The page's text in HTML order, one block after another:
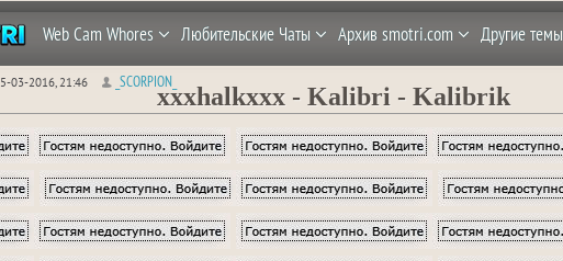
Web Cam Whores Любительские Чаты Архив smotri.com Другие темы
5-03-2016, 21:46 _SCORPION_
xxxhalkxxx - Kalibri - Kalibrik